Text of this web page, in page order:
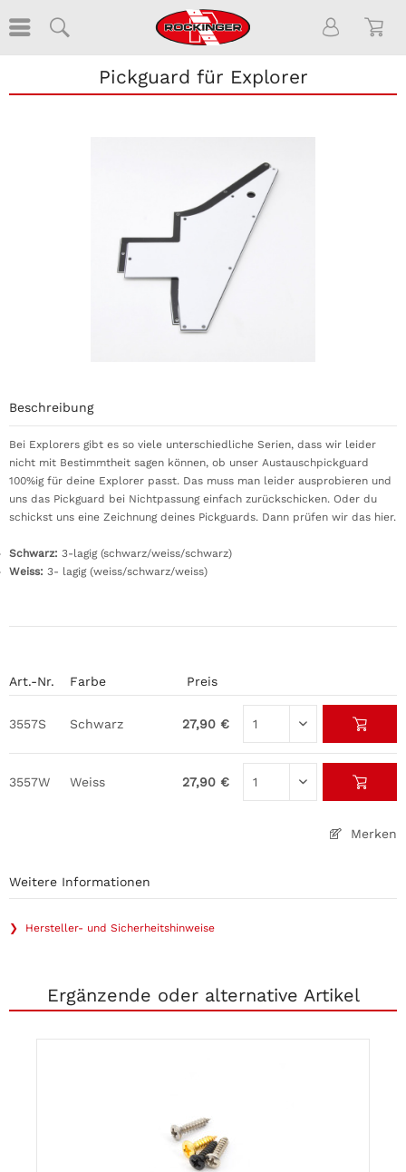
Pickguard für Explorer
Merken
Art.-Nr. Farbe Preis
3557S Schwarz 27,90 €
3557W Weiss 27,90 €
Beschreibung
Bei Explorers gibt es so viele unterschiedliche Serien, dass wir leider
nicht mit Bestimmtheit sagen können, ob unser Austauschpickguard
100%ig für deine Explorer passt. Das muss man leider ausprobieren und
uns das Pickguard bei Nichtpassung einfach zurückschicken. Oder du
schickst uns eine Zeichnung deines Pickguards. Dann prüfen wir das hier.
Schwarz: 3-lagig (schwarz/weiss/schwarz)
Weiss: 3- lagig (weiss/schwarz/weiss)
Weitere Informationen
❯ Hersteller- und Sicherheitshinweise
Ergänzende oder alternative Artikel